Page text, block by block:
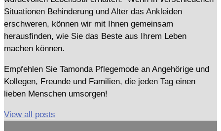
Situationen Behinderung und Alter das Ankleiden
erschweren, können wir mit Ihnen gemeinsam
herausfinden, wie Sie das Beste aus Ihrem Leben
machen können.
Empfehlen Sie Tamonda Pflegemode an Angehörige und
Kollegen, Freunde und Familien, die jeden Tag einen
lieben Menschen umsorgen!
View all posts